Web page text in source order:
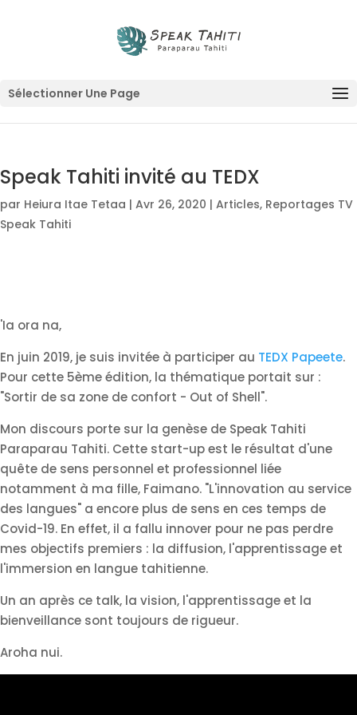
Sélectionner Une Page
Speak Tahiti invité au TEDX
par Heiura Itae Tetaa | Avr 26, 2020 | Articles, Reportages TV
Speak Tahiti
'Ia ora na,
En juin 2019, je suis invitée à participer au TEDX Papeete.
Pour cette 5ème édition, la thématique portait sur :
"Sortir de sa zone de confort - Out of Shell".
Mon discours porte sur la genèse de Speak Tahiti
Paraparau Tahiti. Cette start-up est le résultat d'une
quête de sens personnel et professionnel liée
notamment à ma fille, Faimano. "L'innovation au service
des langues" a encore plus de sens en ces temps de
Covid-19. En effet, il a fallu innover pour ne pas perdre
mes objectifs premiers : la diffusion, l'apprentissage et
l'immersion en langue tahitienne.
Un an après ce talk, la vision, l'apprentissage et la
bienveillance sont toujours de rigueur.
Aroha nui.